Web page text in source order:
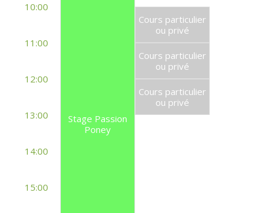
10:00
11:00
12:00
13:00
14:00
15:00
Stage Passion
Poney
Cours particulier
ou privé
Cours particulier
ou privé
Cours particulier
ou privé